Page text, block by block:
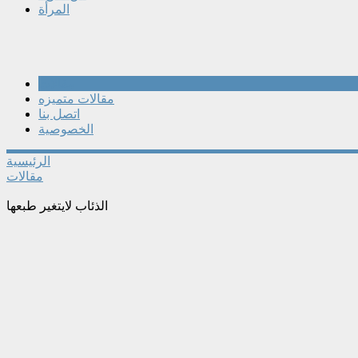
المرأة
مقالات متميزه
اتصل بنا
الخصوصية
الرئيسية
مقالات
الذئاب لايتغير طبعها